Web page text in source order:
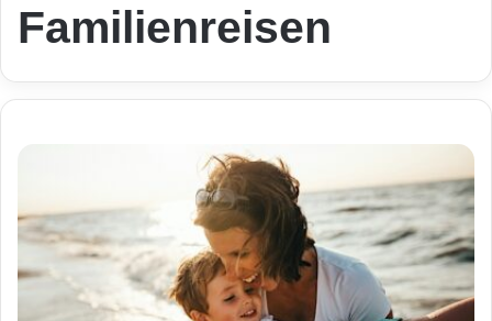
Familienreisen